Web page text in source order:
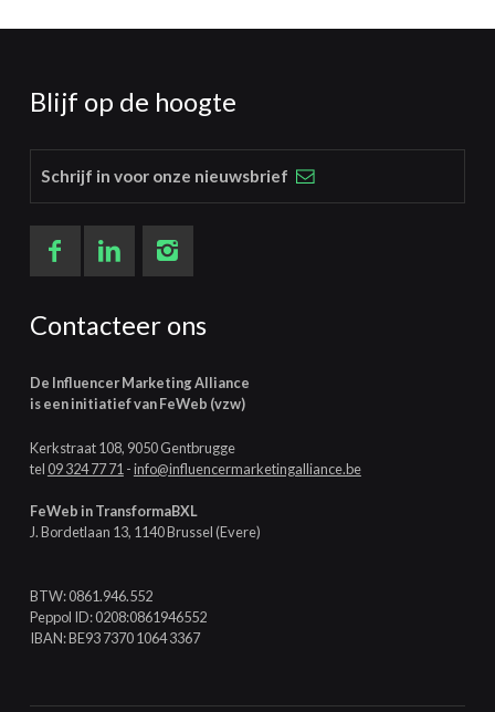
Blijf op de hoogte
Schrijf in voor onze nieuwsbrief
Contacteer ons
De Influencer Marketing Alliance
is een initiatief van FeWeb (vzw)
Kerkstraat 108, 9050 Gentbrugge
tel09 324 77 71 -info@influencermarketingalliance.be
FeWeb in TransformaBXL
J. Bordetlaan 13, 1140 Brussel (Evere)
BTW: 0861.946.552
Peppol ID: 0208:0861946552
IBAN: BE93 7370 1064 3367